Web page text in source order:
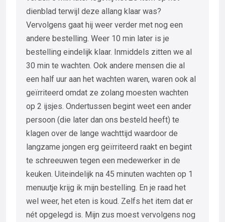
dienblad terwijl deze allang klaar was?
Vervolgens gaat hij weer verder met nog een
andere bestelling. Weer 10 min later is je
bestelling eindelijk klaar. Inmiddels zitten we al
30 min te wachten. Ook andere mensen die al
een half uur aan het wachten waren, waren ook al
geïrriteerd omdat ze zolang moesten wachten
op 2 ijsjes. Ondertussen begint weet een ander
persoon (die later dan ons besteld heeft) te
klagen over de lange wachttijd waardoor de
langzame jongen erg geïrriteerd raakt en begint
te schreeuwen tegen een medewerker in de
keuken. Uiteindelijk na 45 minuten wachten op 1
menuutje krijg ik mijn bestelling. En je raad het
wel weer, het eten is koud. Zelfs het item dat er
nét opgelegd is. Mijn zus moest vervolgens nog